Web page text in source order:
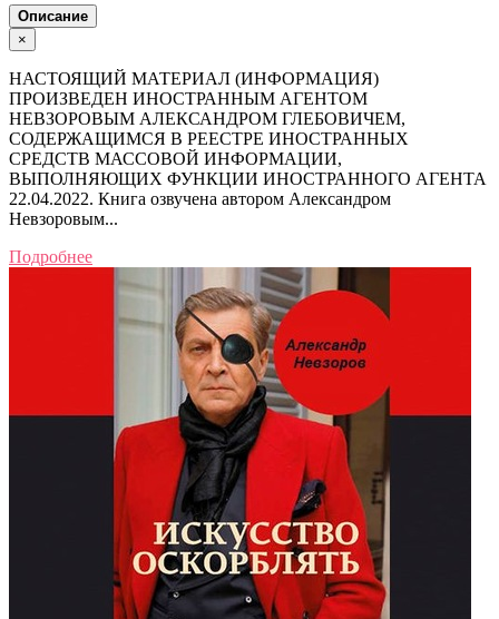
Описание
×
НАСТОЯЩИЙ МАТЕРИАЛ (ИНФОРМАЦИЯ)
ПРОИЗВЕДЕН ИНОСТРАННЫМ АГЕНТОМ
НЕВЗОРОВЫМ АЛЕКСАНДРОМ ГЛЕБОВИЧЕМ,
СОДЕРЖАЩИМСЯ В РЕЕСТРЕ ИНОСТРАННЫХ
СРЕДСТВ МАССОВОЙ ИНФОРМАЦИИ,
ВЫПОЛНЯЮЩИХ ФУНКЦИИ ИНОСТРАННОГО АГЕНТА
22.04.2022. Книга озвучена автором Александром
Невзоровым...
Подробнее